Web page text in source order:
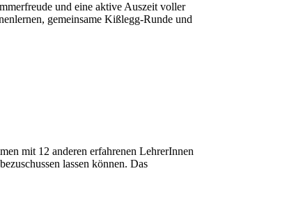
und eine aktive Auszeit voller
gemeinsame Kißlegg-Runde und
mit 12 anderen erfahrenen LehrerInnen
lassen können. Das